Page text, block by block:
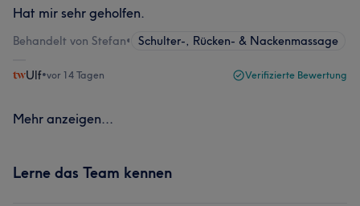
Hat mir sehr geholfen.
Behandelt von Stefan• Schulter-, Rücken- & Nackenmassage
Ulf•vor 14 Tagen Verifizierte Bewertung
Mehr anzeigen...
Lerne das Team kennen